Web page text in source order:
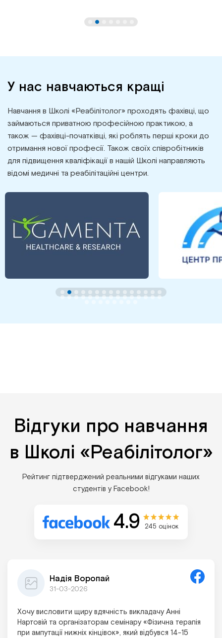
У нас навчаються кращі
Навчання в Школі «Реабілітолог» проходять фахівці, що
займаються приватною професійною практикою, а
також — фахівці-початківці, які роблять перші кроки до
отримання нової професії. Також своїх співробітників
для підвищення кваліфікації в нашій Школі направляють
відомі медичні та реабілітаційні центри.
Відгуки про навчання
в Школі «Реабілітолог»
Рейтинг підтверджений реальними відгуками наших
студентів у Facebook!
4.9 245 оцінок
Надія Воропай
31-03-2026
Хочу висловити щиру вдячність викладачу Анні
Нартовій та організаторам семінару «Фізична терапія
при ампутації нижніх кінцівок», який відбувся 14-15